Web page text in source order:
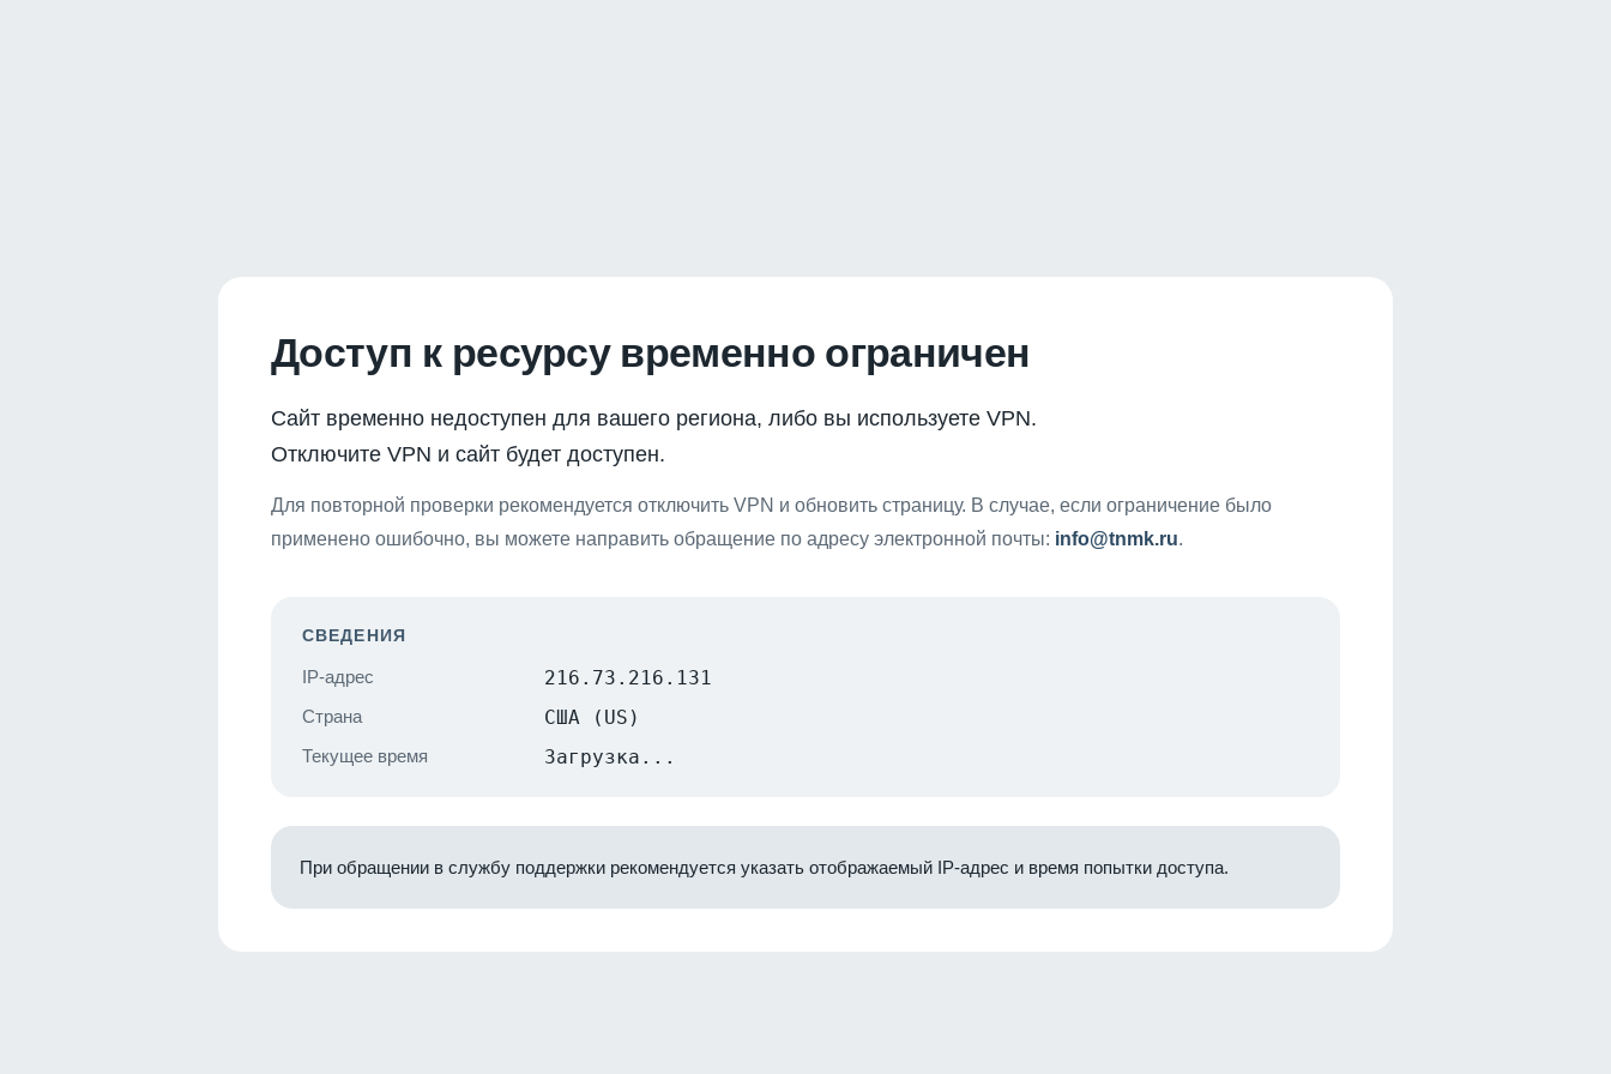
Доступ к ресурсу временно ограничен
Сайт временно недоступен для вашего региона, либо вы используете VPN.
Отключите VPN и сайт будет доступен.
Для повторной проверки рекомендуется отключить VPN и обновить страницу. В случае, если ограничение было
применено ошибочно, вы можете направить обращение по адресу электронной почты: info@tnmk.ru.
СВЕДЕНИЯ
IP-адрес 216.73.216.131
Страна США (US)
Текущее время Загрузка...
При обращении в службу поддержки рекомендуется указать отображаемый IP-адрес и время попытки доступа.